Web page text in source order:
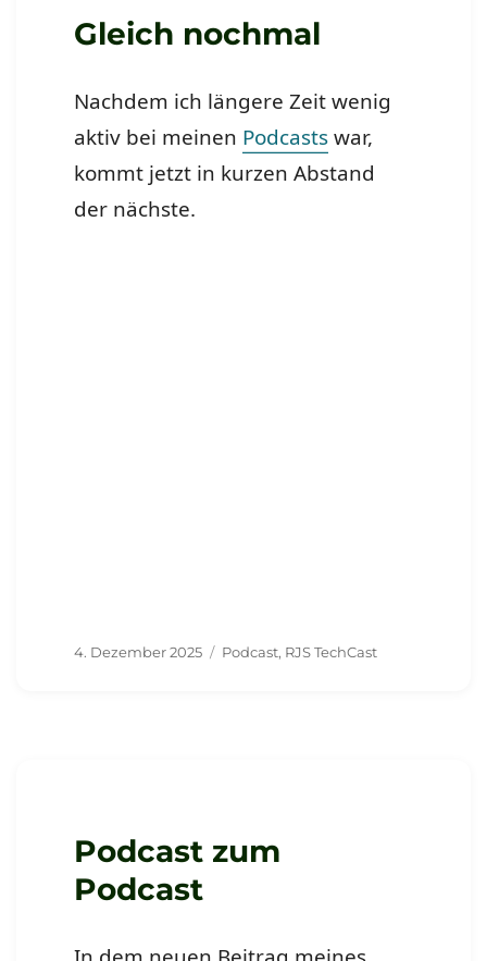
Gleich nochmal
Nachdem ich längere Zeit wenig
aktiv bei meinen Podcastswar,
kommt jetzt in kurzen Abstand
der nächste.
Veröffentlicht
4. Dezember 2025 Schlagwörter
Podcast, RJS TechCast
Podcast zum
Podcast